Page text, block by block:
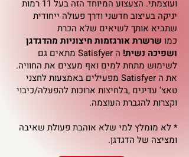
ועוצמתי. הצעצוע המיוחד הזה בעל 11 רמות
יניקה בעיצוב חדשני ודרך פעולה ייחודית
שתביא אותך לשיאים שלא הכרת
כמו שרשרת אורגזמות חיצוניות מהדגדגן
ושפיכה נשית!
ה Satisfyer מתאים גם
לשימוש מתחת למים ואף מעצים את החוויה.
את ה Satisfyer מפעילים באמצעות לחצני
טאצ' עדינים ,בלחיצות ארוכות להפעלה/כיבוי
וקצרות להגברת העוצמה.
* לא מומלץ למי שלא אוהבת פעולת שאיבה
ומציצה של הדגדגן.